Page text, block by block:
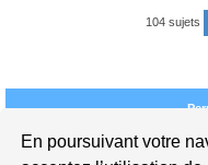
En poursuivant votre
104 sujets
Vous ne pouvez pas publier de
Vousne pouvez pasrépondre aux